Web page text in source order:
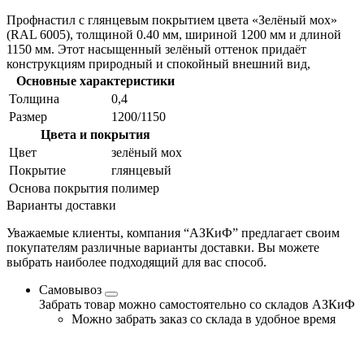
Профнастил с глянцевым покрытием цвета «Зелёный мох»
(RAL 6005), толщиной 0.40 мм, шириной 1200 мм и длиной
1150 мм. Этот насыщенный зелёный оттенок придаёт
конструкциям природный и спокойный внешний вид,
Основные характеристики
Толщина
0,4
Размер
1200/1150
Цвета и покрытия
Цвет
зелёный мох
Покрытие
глянцевый
Основа покрытия полимер
Варианты доставки
Уважаемые клиенты, компания “АЗКиФ” предлагает своим
покупателям различные варианты доставки. Вы можете
выбрать наиболее подходящий для вас способ.
Самовывоз
Забрать товар можно самостоятельно со складов АЗКиФ
Можно забрать заказ со склада в удобное время